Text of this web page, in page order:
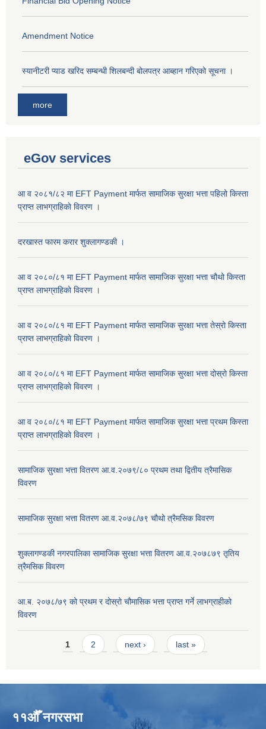
Amendment Notice
स्यानीटरी प्याड खरिद सम्बन्धी शिलबन्दी बोलपत्र आब्हान गरिएको सूचना ।
more
eGov services
आ व २०८१/८२ मा EFT Payment मार्फत सामाजिक सुरक्षा भत्ता पहिलो किस्ता
प्राप्त लाभग्राहिकाे विवरण ।
दरखास्त फारम करार शुक्लागण्डकी ।
आ व २०८०/८१ मा EFT Payment मार्फत सामाजिक सुरक्षा भत्ता चौथो किस्ता
प्राप्त लाभग्राहिकाे विवरण ।
आ व २०८०/८१ मा EFT Payment मार्फत सामाजिक सुरक्षा भत्ता तेस्रो किस्ता
प्राप्त लाभग्राहिकाे विवरण ।
आ व २०८०/८१ मा EFT Payment मार्फत सामाजिक सुरक्षा भत्ता दोस्रो किस्ता
प्राप्त लाभग्राहिकाे विवरण ।
आ व २०८०/८१ मा EFT Payment मार्फत सामाजिक सुरक्षा भत्ता प्रथम किस्ता
प्राप्त लाभग्राहिकाे विवरण ।
सामाजिक सुरक्षा भत्ता वितरण आ.व.२०७९/८० प्रथम तथा द्वितीय त्रैमासिक
विवरण
सामाजिक सुरक्षा भत्ता वितरण आ.व.२०७८/७९ चौथो त्रैमसिक विवरण
शुक्लागण्डकी नगरपालिका सामाजिक सुरक्षा भत्ता वितरण आ.व.२०७८७९ तृतिय
त्रैमसिक विवरण
आ.ब. २०७८/७९ को प्रथम र दोस्रो चौमासिक भत्ता प्राप्त गर्ने लाभग्राहीको
विवरण
Pages1 2 next › last »
११औँ नगरसभा